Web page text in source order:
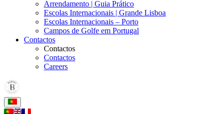
Arrendamento | Guia Prático
Escolas Internacionais | Grande Lisboa
Escolas Internacionais – Porto
Campos de Golfe em Portugal
Contactos
Contactos
Contactos
Careers